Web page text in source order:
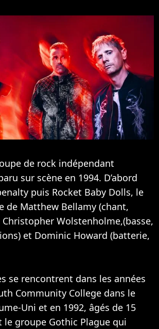
de rock indépendant
sur scène en 1994. D’abord
puis Rocket Baby Dolls, le
de Matthew Bellamy (chant,
Wolstenholme,(basse,
et Dominic Howard (batterie,
se rencontrent dans les années
Community College dans le
Uni et en 1992, âgés de 15
groupe Gothic Plague qui